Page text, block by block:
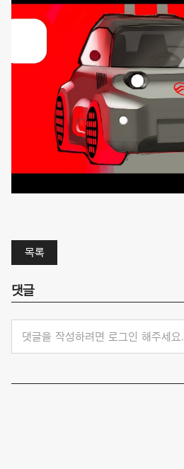
목록
댓글
댓글을 작성하려면 로그인 해주세요.